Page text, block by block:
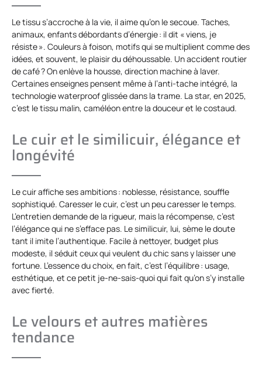
Le tissu s’accroche à la vie, il aime qu’on le secoue. Taches,
animaux, enfants débordants d’énergie : il dit « viens, je
résiste ». Couleurs à foison, motifs qui se multiplient comme des
idées, et souvent, le plaisir du déhoussable. Un accident routier
de café ? On enlève la housse, direction machine à laver.
Certaines enseignes pensent même à l’anti-tache intégré, la
technologie waterproof glissée dans la trame. La star, en 2025,
c’est le tissu malin, caméléon entre la douceur et le costaud.
Le cuir et le similicuir, élégance et
longévité
Le cuir affiche ses ambitions : noblesse, résistance, souffle
sophistiqué. Caresser le cuir, c’est un peu caresser le temps.
L’entretien demande de la rigueur, mais la récompense, c’est
l’élégance qui ne s’efface pas. Le similicuir, lui, sème le doute
tant il imite l’authentique. Facile à nettoyer, budget plus
modeste, il séduit ceux qui veulent du chic sans y laisser une
fortune. L’essence du choix, en fait, c’est l’équilibre : usage,
esthétique, et ce petit je-ne-sais-quoi qui fait qu’on s’y installe
avec fierté.
Le velours et autres matières
tendance